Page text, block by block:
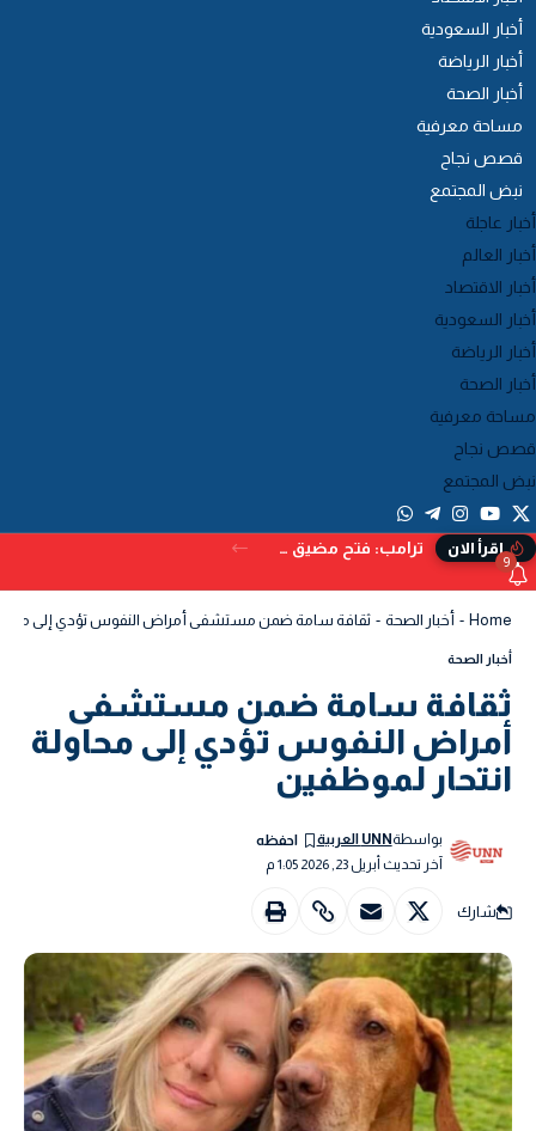
أخبار السعودية
أخبار الرياضة
أخبار الصحة
مساحة معرفية
قصص نجاح
نبض المجتمع
عاجلة
العالم
الاقتصاد
السعودية
الرياضة
الصحة
معرفية
نجاح
المجتمع
إقرأ الان ترامب: فتح مضيق هرمز بات وشيكًا.. ويُحذر من البدائل إذا تعثر الاتفاق
9
Home أخبار الصحة ثقافة سامة ضمن مستشفى أمراض النفوس تؤدي إلى محاولة
أخبار الصحة
ثقافة سامة ضمن مستشفى
أمراض النفوس تؤدي إلى محاولة
انتحار لموظفين
آخر تحديث أبريل 23, 2026 1:05 م
بواسطةUNN العربية
شارك